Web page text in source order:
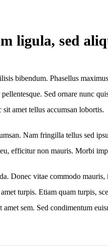
ligula, sed
bibendum. Phasellus
Sed ornare nunc
amet tellus accumsan lobortis.
Nam fringilla tellus sed
efficitur non mauris. Morbi
Donec vitae commodo
turpis. Etiam quam turpis,
sem. Sed condimentum